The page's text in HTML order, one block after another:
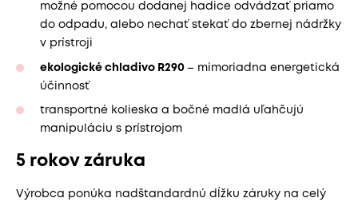
možné pomocou dodanej hadice odvádzať priamo
do odpadu, alebo nechať stekať do zbernej nádržky
v prístroji
ekologické chladivo R290 – mimoriadna energetická
účinnosť
transportné kolieska a bočné madlá uľahčujú
manipuláciu s prístrojom
5 rokov záruka
Výrobca ponúka nadštandardnú dĺžku záruky na celý